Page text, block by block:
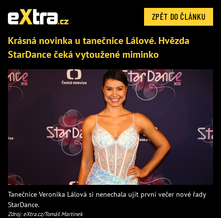
ZPĚT DO ČLÁNKU
Krásná novinka u tanečnice Lálové. Hvězda
StarDance čeká vytoužené miminko
Tanečnice Veronika Lálová si nenechala ujít první večer nové řady
StarDance.
Zdroj: eXtra.cz/Tomáš Martinek